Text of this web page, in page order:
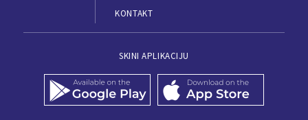
KONTAKT
SKINI APLIKACIJU